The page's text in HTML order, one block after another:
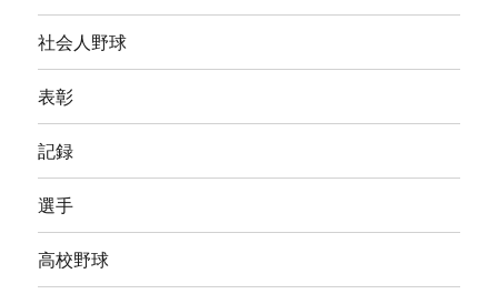
社会人野球
表彰
記録
選手
高校野球